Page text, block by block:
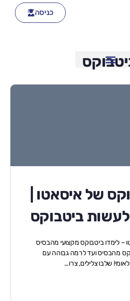
כניסה
של איסאטו |
ביטבוקס
– לימדו ביטבוקס מקצועי מהבסיס
מהבסיס ועד לרמה גבוהה עם
שלבו צלילים, צרו…